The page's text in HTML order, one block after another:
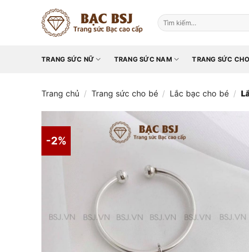
Tìm
kiếm:
TRANG SỨC NỮ TRANG SỨC NAM TRANG SỨC
Trang chủ / Trang sức cho bé / Lắc bạc cho bé /
-2%